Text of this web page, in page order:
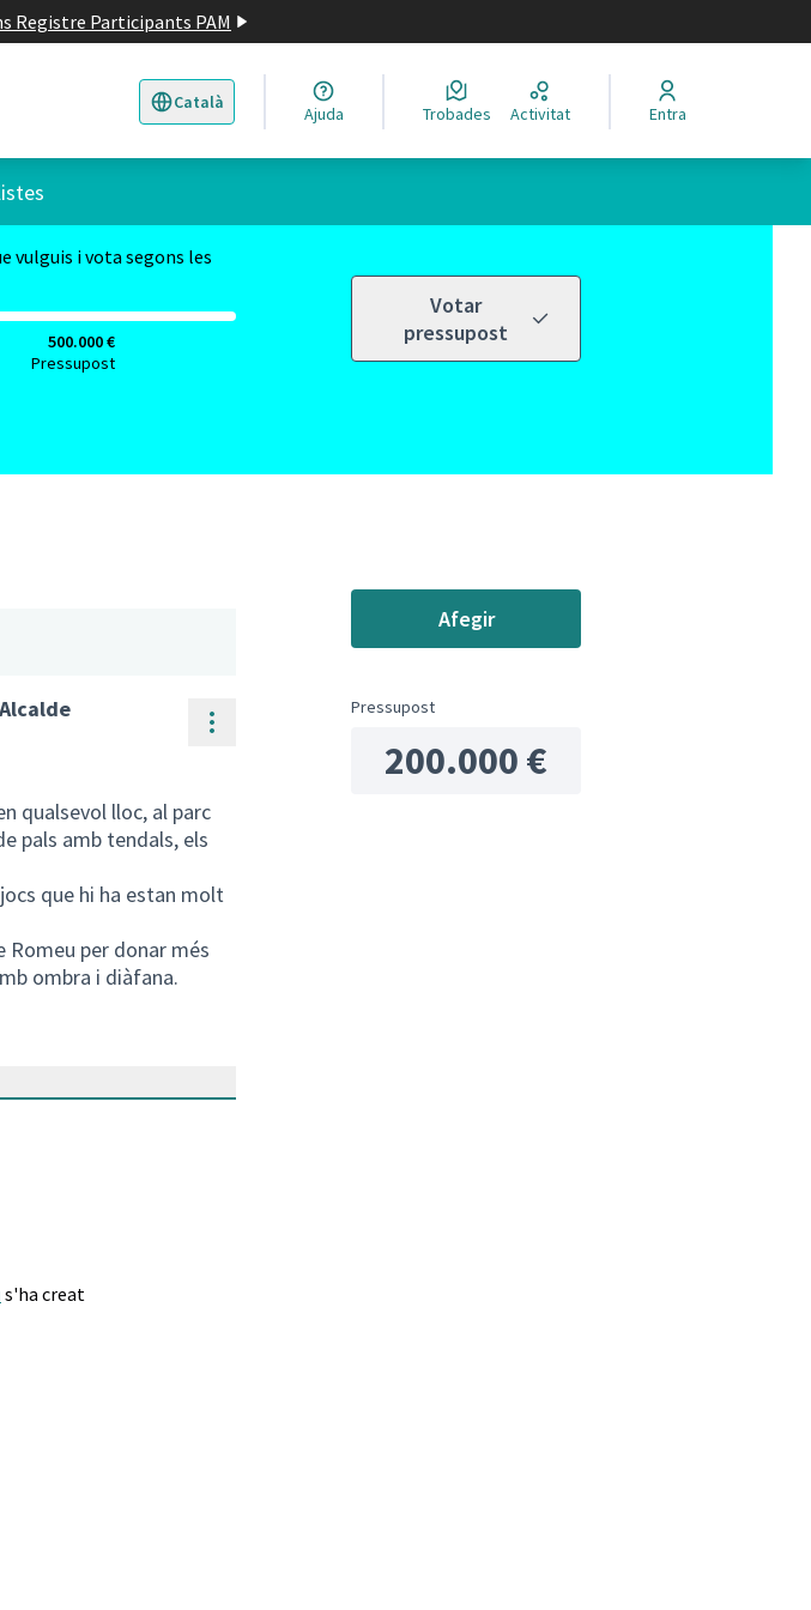
Registre Participants PAM
Català
Triar la llengua Elegir el idioma
Ajuda Trobades Activitat Entra
vulguis i vota segons les
500.000 €
Pressupost
Votar
pressupost
Controls de recursos
qualsevol lloc, al parc
pals amb tendals, els
que hi ha estan molt
Romeu per donar més
ombra i diàfana.
s'ha creat
Afegir
Pressupost
200.000 €